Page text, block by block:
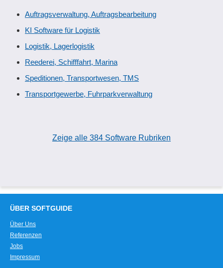
Auftragsverwaltung, Auftragsbearbeitung
KI Software für Logistik
Logistik, Lagerlogistik
Reederei, Schifffahrt, Marina
Speditionen, Transportwesen, TMS
Transportgewerbe, Fuhrparkverwaltung
Zeige alle 384 Software Rubriken
ÜBER SOFTGUIDE
Über Uns
Referenzen
Jobs
Impressum